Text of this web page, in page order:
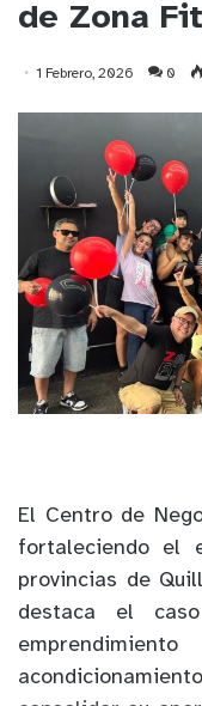
de Zona Fit
1 Febrero, 2026 0
El Centro de
fortaleciendo el
provincias de
destaca el